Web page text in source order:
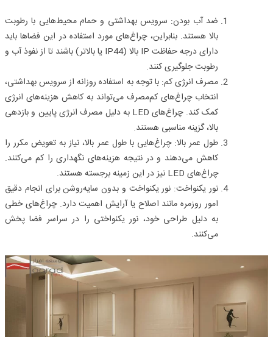
ضد آب بودن: سرویس بهداشتی و حمام محیط‌هایی با رطوبت
بالا هستند. بنابراین، چراغ‌های مورد استفاده در این فضاها باید
دارای درجه حفاظت IP بالا (IP44 یا بالاتر) باشند تا از نفوذ آب و
رطوبت جلوگیری کنند.
مصرف انرژی کم: با توجه به استفاده روزانه از سرویس بهداشتی،
انتخاب چراغ‌های کم‌مصرف می‌تواند به کاهش هزینه‌های انرژی
کمک کند. چراغ‌های LED به دلیل مصرف انرژی پایین و بازدهی
بالا، گزینه مناسبی هستند.
طول عمر بالا: چراغ‌هایی با طول عمر بالا، نیاز به تعویض مکرر را
کاهش می‌دهند و در نتیجه هزینه‌های نگهداری را کم می‌کنند.
چراغ‌های LED نیز در این زمینه برجسته هستند.
نور یکنواخت: نور یکنواخت و بدون سایه‌روشن برای انجام دقیق
امور روزمره مانند اصلاح یا آرایش اهمیت دارد. چراغ‌های خطی
به دلیل طراحی خود، نور یکنواختی را در سراسر فضا پخش
می‌کنند.